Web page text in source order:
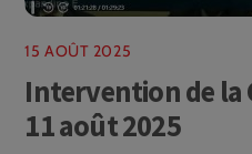
15 AOÛT 2025
Intervention de la
11 août 2025